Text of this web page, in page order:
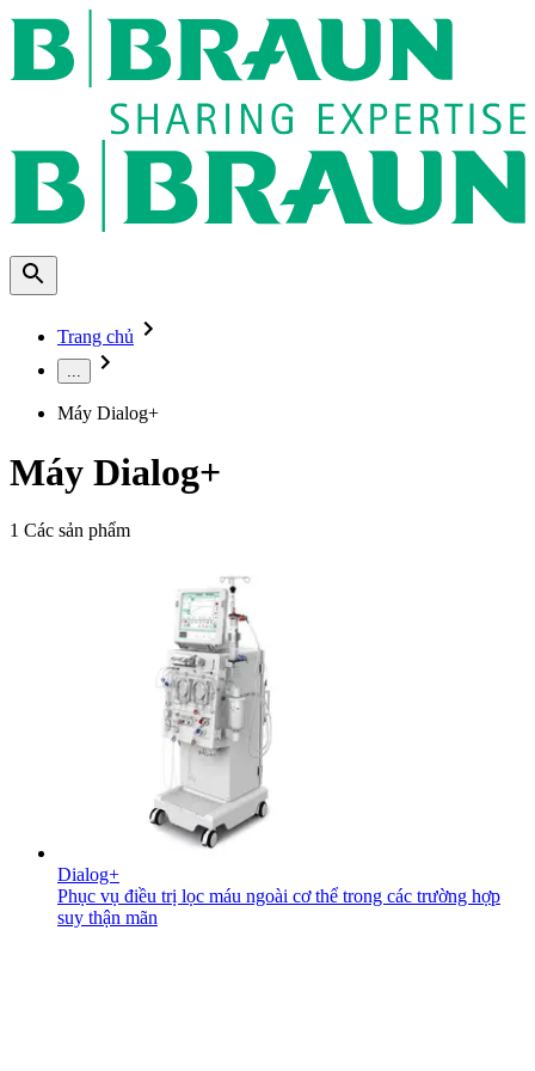
Trang chủ
...
Máy Dialog+
Máy Dialog+
1 Các sản phẩm
Dialog+
Phục vụ điều trị lọc máu ngoài cơ thể trong các trường hợp
suy thận mãn